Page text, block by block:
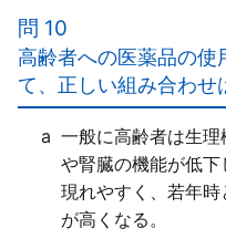
保護者等に対して、成
児へ与えるような安易
た用法用量が定められ
がなされることが重要
ｃ×
血液脳関門が未発達で
中に移行した医薬品の
枢神経系に影響を与え
問 10
高齢者への医薬品の使
て、正しい組み合わせ
a 一般に高齢者は生
や腎臓の機能が低下
現れやすく、若年
が高くなる。